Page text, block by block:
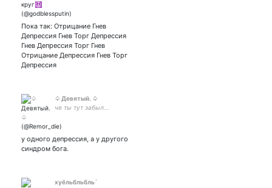
Пока так: Отрицание Гнев
Депрессия Гнев Торг Депрессия
Гнев Депрессия Торг Гнев
Отрицание Депрессия Гнев Торг
Депрессия
♤ Девятый. ♤
че ты тут забыл...
у одного депрессия, а у другого
синдром бога.
хуёльбльбль`